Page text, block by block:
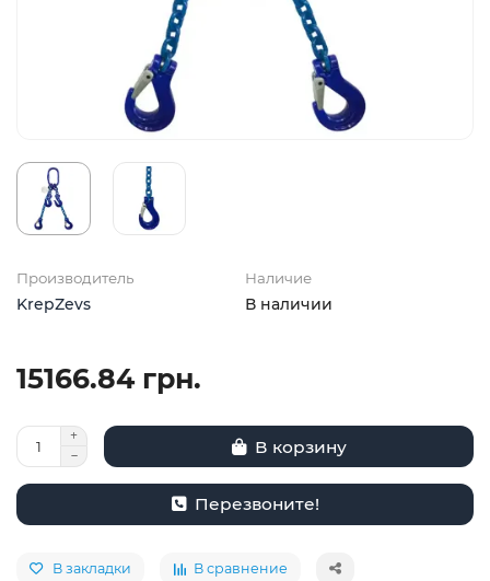
Производитель
KrepZevs
Наличие
В наличии
15166.84 грн.
В корзину
Перезвоните!
В закладки В сравнение